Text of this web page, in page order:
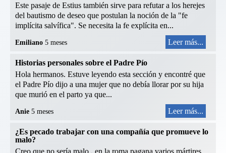
Este pasaje de Estius también sirve para refutar a los herejes
del bautismo de deseo que postulan la noción de la "fe
implícita salvífica". Se necesita la fe explícita en...
Emiliano 5 meses Leer más...
Historias personales sobre el Padre Pío
Hola hermanos. Estuve leyendo esta sección y encontré que
el Padre Pío dijo a una mujer que no debía llorar por su hija
que murió en el parto ya que...
Anie 5 meses Leer más...
¿Es pecado trabajar con una compañía que promueve lo
malo?
Creo que no sería malo , en la roma pagana varios mártires